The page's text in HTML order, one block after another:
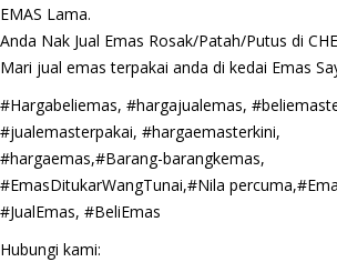
EMAS Lama.
Anda Nak Jual Emas Rosak/Patah/Putus di
Mari jual emas terpakai anda di kedai Emas
#Hargabeliemas, #hargajualemas,
#jualemasterpakai, #hargaemasterkini,
#hargaemas,#Barang-barangkemas,
#EmasDitukarWangTunai,#Nila
#JualEmas, #BeliEmas
Hubungi kami: